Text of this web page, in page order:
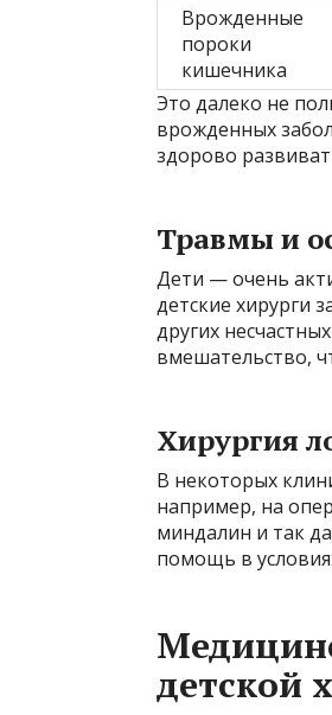
Врожденные
пороки
кишечника
Это далеко не
врожденных
здорово
Травмы и
Дети — очень
детские хирурги
других
вмешательство,
Хирургия
В некоторых
например, на
миндалин и так
помощь в
детской